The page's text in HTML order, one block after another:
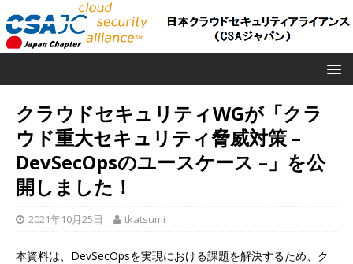
クラウドセキュリティWGが「クラ
ウド重大セキュリティ脅威対策 –
DevSecOpsのユースケース –」を公
開しました！
2021年10月25日 tkatsumi
本資料は、DevSecOpsを実現における課題を解決するため、ク